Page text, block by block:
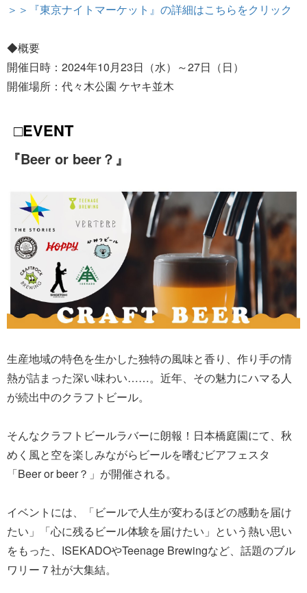
＞＞『東京ナイトマーケット』の詳細はこちらをクリック
◆概要
開催日時：2024年10月23日（水）～27日（日）
開催場所：代々木公園 ケヤキ並木
□EVENT
『Beer or beer？』
生産地域の特色を生かした独特の風味と香り、作り手の情
熱が詰まった深い味わい……。近年、その魅力にハマる人
が続出中のクラフトビール。
そんなクラフトビールラバーに朗報！日本橋庭園にて、秋
めく風と空を楽しみながらビールを嗜むビアフェスタ
「Beer or beer？」が開催される。
イベントには、「ビールで人生が変わるほどの感動を届け
たい」「心に残るビール体験を届けたい」という熱い思い
をもった、ISEKADOやTeenage Brewingなど、話題のブル
ワリー７社が大集結。